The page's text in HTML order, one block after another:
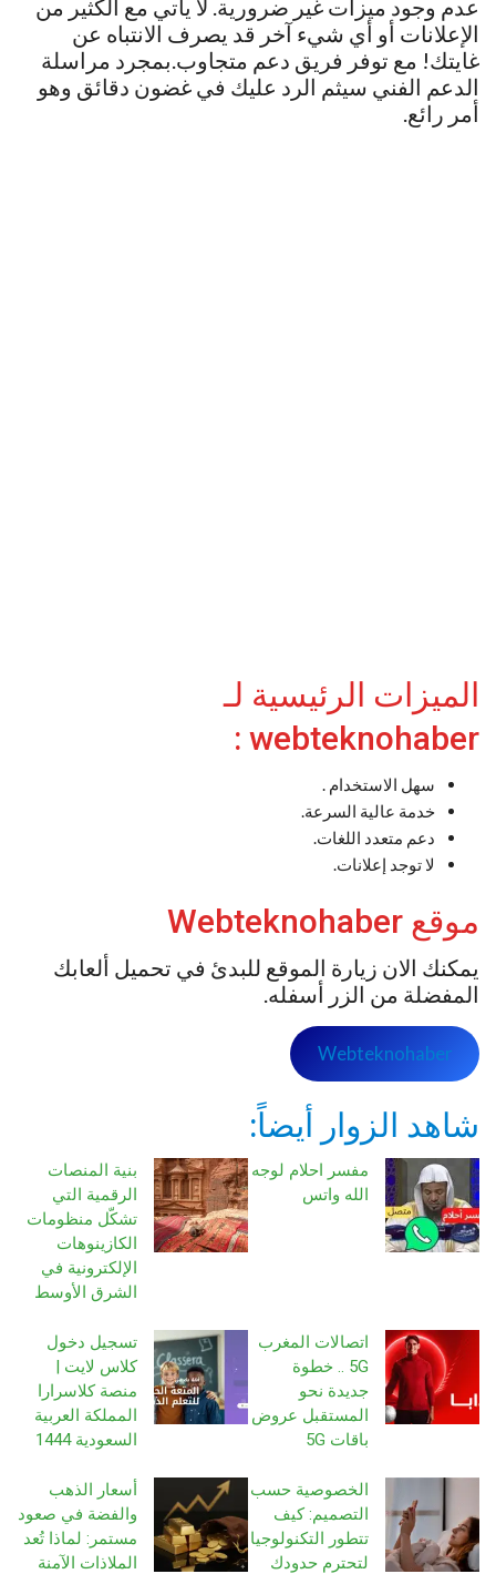
عدم وجود ميزات غير ضرورية. لا يأتي مع الكثير من
الإعلانات أو أي شيء آخر قد يصرف الانتباه عن
غايتك! مع توفر فريق دعم متجاوب.بمجرد مراسلة
الدعم الفني سيثم الرد عليك في غضون دقائق وهو
أمر رائع.
الميزات الرئيسية لـ
webteknohaber :
سهل الاستخدام .
خدمة عالية السرعة.
دعم متعدد اللغات.
لا توجد إعلانات.
موقع Webteknohaber
يمكنك الان زيارة الموقع للبدئ في تحميل ألعابك
المفضلة من الزر أسفله.
Webteknohaber
شاهد الزوار أيضاً:
مفسر احلام لوجه
الله واتس
بنية المنصات
الرقمية التي
تشكّل منظومات
الكازينوهات
الإلكترونية في
الشرق الأوسط
اتصالات المغرب
5G .. خطوة
جديدة نحو
المستقبل عروض
باقات 5G
تسجيل دخول
كلاس لايت |
منصة كلاسرارا
المملكة العربية
السعودية 1444
الخصوصية حسب
التصميم: كيف
تتطور التكنولوجيا
لتحترم حدودك
أسعار الذهب
والفضة في صعود
مستمر: لماذا تُعد
الملاذات الآمنة